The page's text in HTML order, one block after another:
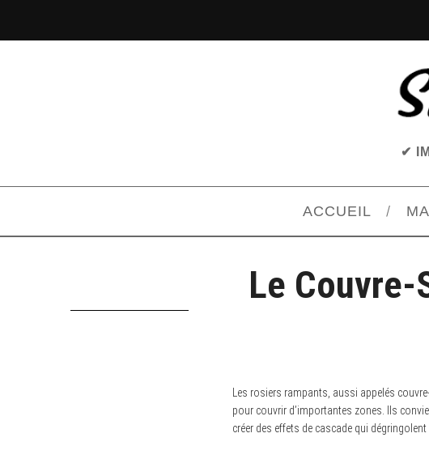
✔
ACCUEIL
Le Couvre-
Les rosiers rampants, aussi appelés
pour couvrir d’importantes zones. Ils
créer des effets de cascade qui